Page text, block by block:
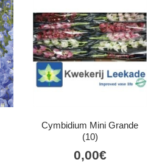
Cymbidium Mini Grande
(10)
0,00€